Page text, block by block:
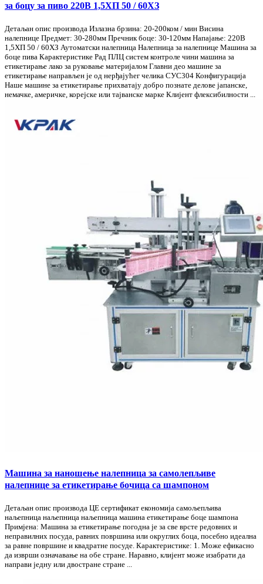
за боцу за пиво 220В 1,5ХП 50 / 60ХЗ
Детаљан опис производа Излазна брзина: 20-200ком / мин Висина
налепнице Предмет: 30-280мм Пречник боце: 30-120мм Напајање: 220В
1,5ХП 50 / 60ХЗ Аутоматски налепница Налепница за налепнице Машина за
боце пива Карактеристике Рад ПЛЦ систем контроле чини машина за
етикетирање лако за руковање материјалом Главни део машине за
етикетирање направљен је од нерђајућег челика СУС304 Конфигурација
Наше машине за етикетирање прихватају добро познате делове јапанске,
немачке, америчке, корејске или тајванске марке Клијент флексибилности ...
Машина за наношење налепница за самолепљиве
налепнице за етикетирање бочица са шампоном
Детаљан опис производа ЦЕ сертификат економија самољепљива
наљепница наљепница наљепница машина етикетирање боце шампона
Примјена: Машина за етикетирање погодна је за све врсте редовних и
неправилних посуда, равних површина или округлих боца, посебно идеална
за равне површине и квадратне посуде. Карактеристике: 1. Може ефикасно
да изврши означавање на обе стране. Наравно, клијент може изабрати да
направи једну или двостране стране ...